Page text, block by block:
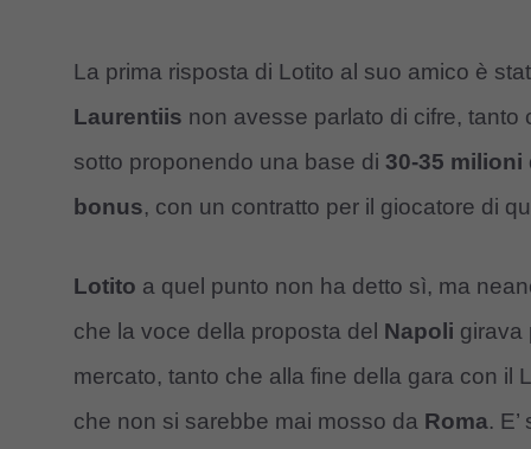
La prima risposta di Lotito al suo amico è
Laurentiis non avesse parlato di cifre, tanto
sotto proponendo una base di 30-35 milioni
bonus, con un contratto per il giocatore di
Lotito a quel punto non ha detto sì, ma
che la voce della proposta del Napoli girava
mercato, tanto che alla fine della gara con il
che non si sarebbe mai mosso da Roma.